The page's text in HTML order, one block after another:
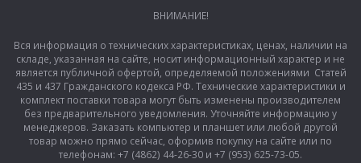
ВНИМАНИЕ!
Вся информация о технических характеристиках, ценах, наличии на
складе, указанная на сайте, носит информационный характер и не
является публичной офертой, определяемой положениями Статей
435 и 437 Гражданского кодекса РФ. Технические характеристики и
комплект поставки товара могут быть изменены производителем
без предварительного уведомления. Уточняйте информацию у
менеджеров. Заказать компьютер и планшет или любой другой
товар можно прямо сейчас, оформив покупку на сайте или по
телефонам: +7 (4862) 44-26-30 и +7 (953) 625-73-05.